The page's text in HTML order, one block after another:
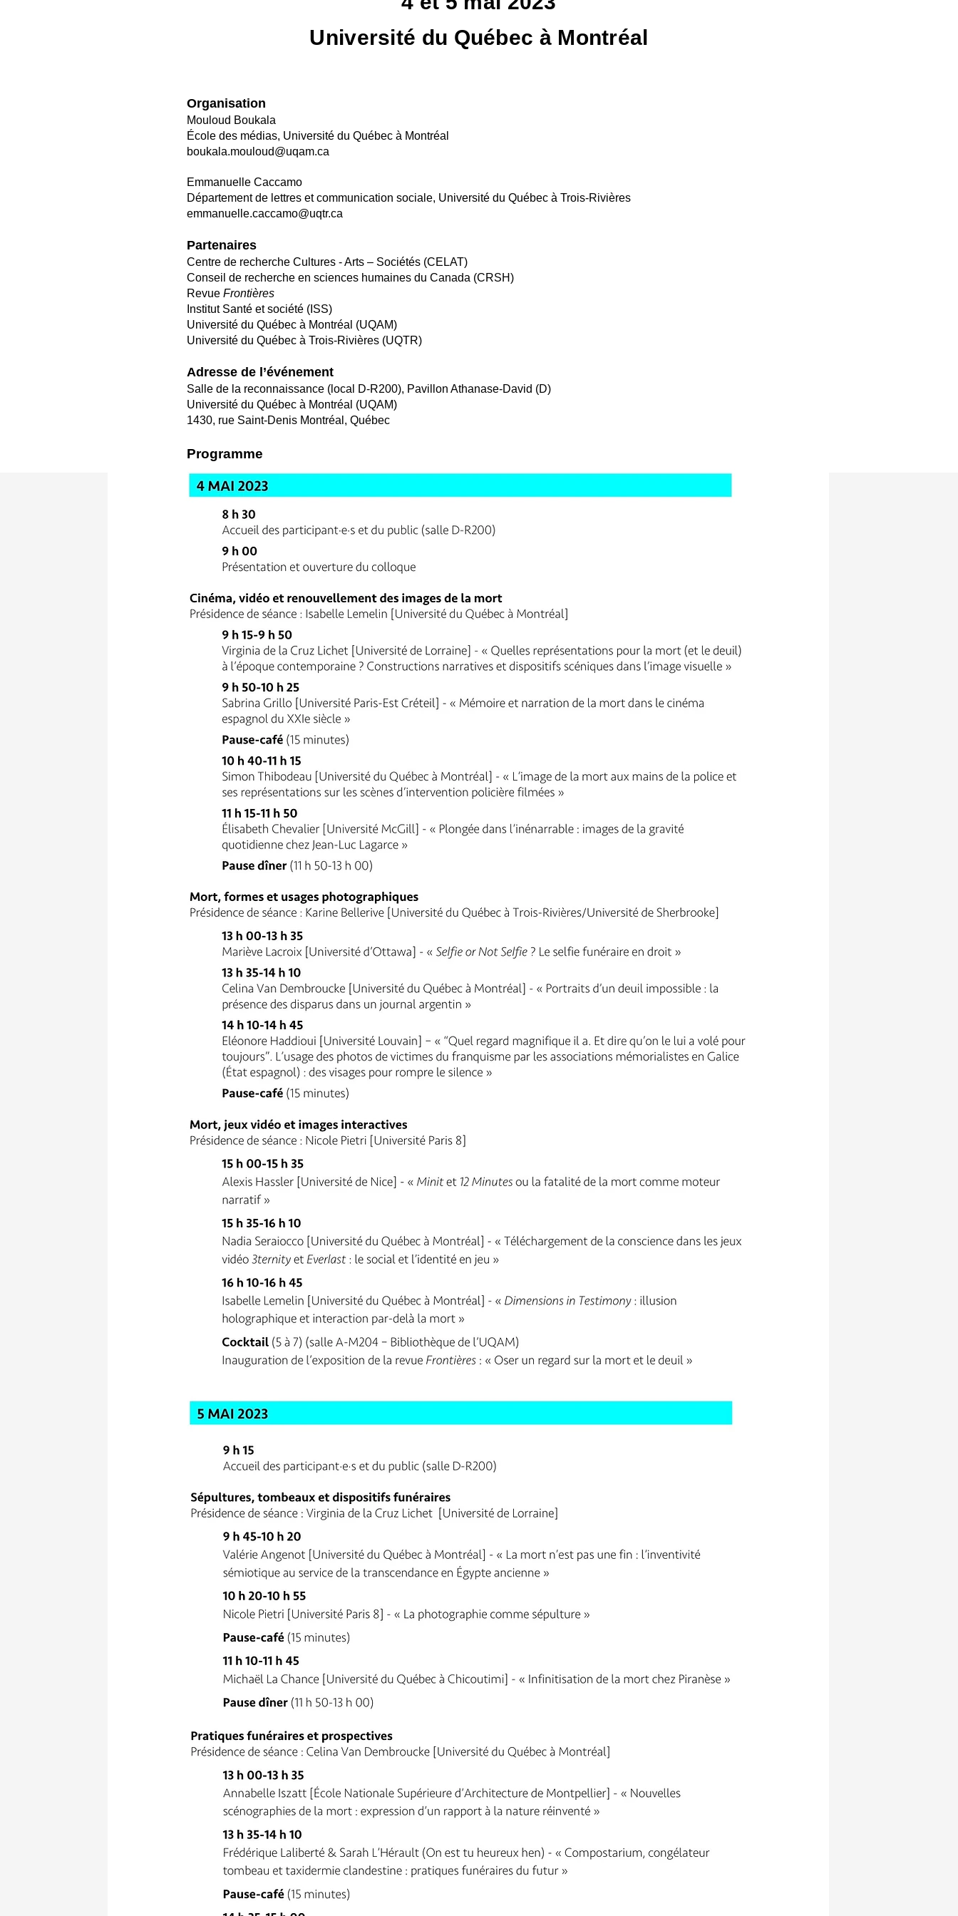
Université du Québec à Montréal
Organisation
Mouloud Boukala
École des médias, Université du Québec à Montréal
boukala.mouloud@uqam.ca
Emmanuelle Caccamo
Département de lettres et communication sociale, Université du Québec à Trois-Rivières
emmanuelle.caccamo@uqtr.ca
Partenaires
Centre de recherche Cultures - Arts – Sociétés (CELAT)
Conseil de recherche en sciences humaines du Canada (CRSH)
Revue Frontières
Institut Santé et société (ISS)
Université du Québec à Montréal (UQAM)
Université du Québec à Trois-Rivières (UQTR)
Adresse de l’événement
Salle de la reconnaissance (local D-R200), Pavillon Athanase-David (D)
Université du Québec à Montréal (UQAM)
1430, rue Saint-Denis Montréal, Québec
Programme